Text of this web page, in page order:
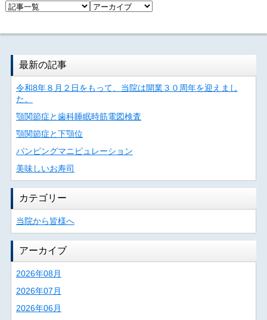
最新の記事
令和8年８月２日をもって、当院は開業３０周年を迎えまし
た。
顎関節症と歯科睡眠時筋電図検査
顎関節症と下顎位
パンピングマニピュレーション
美味しいお寿司
カテゴリー
当院から皆様へ
アーカイブ
2026年08月
2026年07月
2026年06月